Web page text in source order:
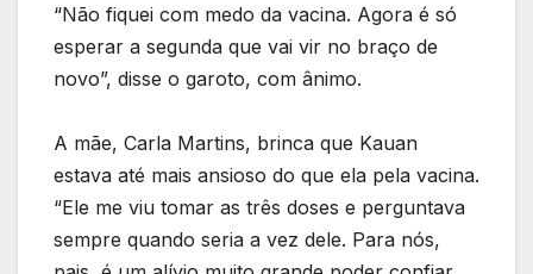
“Não fiquei com medo da vacina. Agora é só
esperar a segunda que vai vir no braço de
novo”, disse o garoto, com ânimo.
A mãe, Carla Martins, brinca que Kauan
estava até mais ansioso do que ela pela vacina.
“Ele me viu tomar as três doses e perguntava
sempre quando seria a vez dele. Para nós,